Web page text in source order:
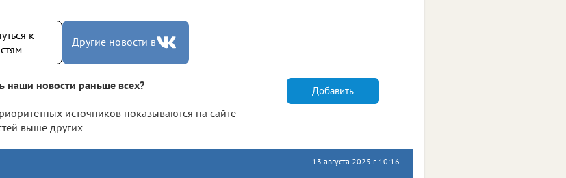
к
Другие новости в
наши новости раньше всех?
источников показываются на сайте
выше других
Добавить
13 августа 2025 г. 10:16